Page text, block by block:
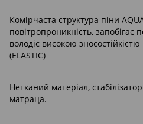
Комірчаста структура піни
повітропроникність, запобігає
володіє високою
(ELASTIC)
Нетканий матеріал,
матраца.